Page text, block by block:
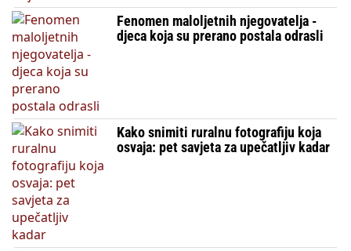
Fenomen maloljetnih njegovatelja -
djeca koja su prerano postala odrasli
Kako snimiti ruralnu fotografiju koja
osvaja: pet savjeta za upečatljiv kadar